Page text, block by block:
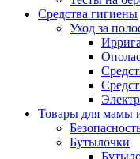
Средства гигиены
Уход за
Товары для мамы
Бутылочки